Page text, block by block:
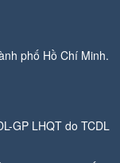
phố Hồ Chí Minh.
GP LHQT do TCDL